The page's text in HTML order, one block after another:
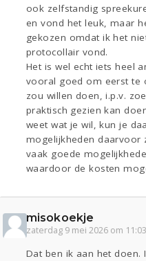
ook zelfstandig
en vond het leuk, maar
gekozen omdat ik het
protocollair vond.
Het is wel echt iets heel
vooral goed om eerst te
zou willen doen, i.p.v.
praktisch gezien kan
weet wat je wil, kun je
mogelijkheden daarvoor
vaak goede
waardoor de kosten
misokoekje
zaterdag 9 mei 2026 om 11:03
Dat ben ik aan het